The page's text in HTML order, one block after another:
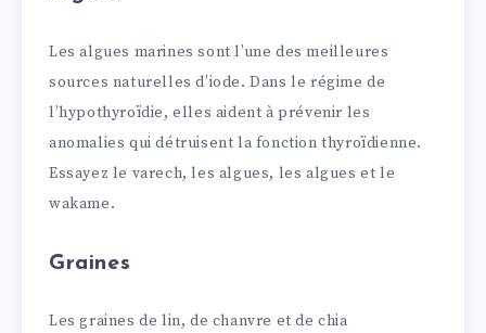
Les algues marines sont l’une des meilleures
sources naturelles d’iode. Dans le régime de
l’hypothyroïdie, elles aident à prévenir les
anomalies qui détruisent la fonction thyroïdienne.
Essayez le varech, les algues, les algues et le
wakame.
Graines
Les graines de lin, de chanvre et de chia